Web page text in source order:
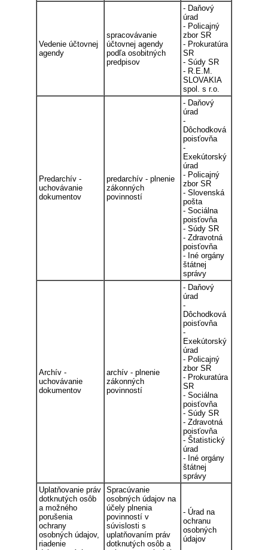
Vedenie účtovnej
agendy
spracovávanie
účtovnej agendy
podľa osobitných
predpisov
- Daňový
úrad
- Policajný
zbor SR
- Prokuratúra
SR
- Súdy SR
- R.E.M.
SLOVAKIA
spol. s r.o.
Predarchív -
uchovávanie
dokumentov
predarchív - plnenie
zákonných
povinností
- Daňový
úrad
-
Dôchodková
poisťovňa
-
Exekútorský
úrad
- Policajný
zbor SR
- Slovenská
pošta
- Sociálna
poisťovňa
- Súdy SR
- Zdravotná
poisťovňa
- Iné orgány
štátnej
správy
Archív -
uchovávanie
dokumentov
archív - plnenie
zákonných
povinností
- Daňový
úrad
-
Dôchodková
poisťovňa
-
Exekútorský
úrad
- Policajný
zbor SR
- Prokuratúra
SR
- Sociálna
poisťovňa
- Súdy SR
- Zdravotná
poisťovňa
- Štatistický
úrad
- Iné orgány
štátnej
správy
Uplatňovanie práv
dotknutých osôb
a možného
porušenia
ochrany
osobných údajov,
riadenie
Spracúvanie
osobných údajov na
účely plnenia
povinností v
súvislosti s
uplatňovaním práv
dotknutých osôb a
- Úrad na
ochranu
osobných
údajov